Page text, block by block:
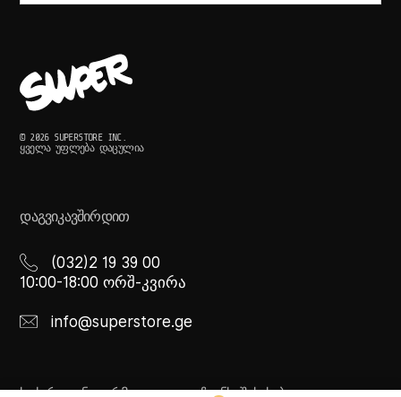
© 2026 SUPERSTORE INC.
ᲧᲕᲔᲚᲐ ᲣᲤᲚᲔᲑᲐ ᲓᲐᲪᲣᲚᲘᲐ
ᲓᲐᲒᲕᲘᲙᲐᲕᲨᲘᲠᲓᲘᲗ
(032)2 19 39 00
10:00-18:00 ორშ-კვირა
info@superstore.ge